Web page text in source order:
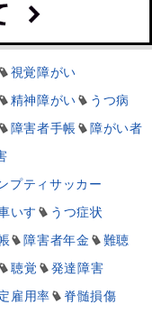
視覚障がい
精神障がい
うつ病
障害者手帳
障がい者
プティサッカー
いす
うつ症状
障害者年金
難聴
聴覚
発達障害
雇用率
脊髄損傷